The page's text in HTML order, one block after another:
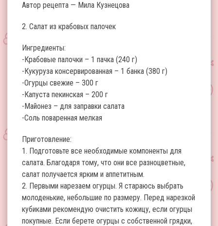
Автор рецепта — Мила Кузнецова
2. Салат из крабовых палочек
Ингредиенты:
-Крабовые палочки – 1 пачка (240 г)
-Кукуруза консервированная – 1 банка (380 г)
-Огурцы свежие – 300 г
-Капуста пекинская – 200 г
-Майонез – для заправки салата
-Соль поваренная мелкая
Приготовление:
1. Подготовьте все необходимые компоненты для
салата. Благодаря тому, что они все разноцветные,
салат получается ярким и аппетитным.
2. Первыми нарезаем огурцы. Я стараюсь выбрать
молоденькие, небольшие по размеру. Перед нарезкой
кубиками рекомендую очистить кожицу, если огурцы
покупные. Если берете огурцы с собственной грядки,